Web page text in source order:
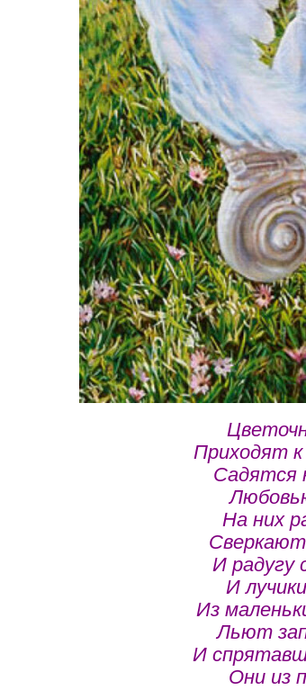
Приходят
Садятся
На них
Сверкают
И радугу
И
Из
Льют
И
Они из